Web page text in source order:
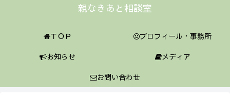
親なきあと相談室
ＴＯＰ
プロフィール・事務所
お知らせ
メディア
お問い合わせ